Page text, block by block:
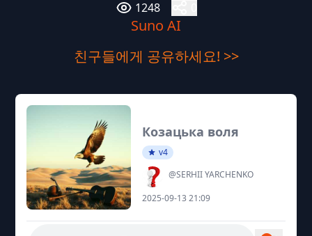
1248
Suno AI
친구들에게 공유하세요! >>
Козацька воля
v4
@SERHII YARCHENKO
2025-09-13 21:09